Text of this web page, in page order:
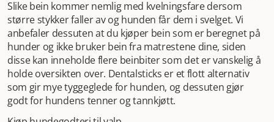
Slike bein kommer nemlig med kvelningsfare dersom
større stykker faller av og hunden får dem i svelget. Vi
anbefaler dessuten at du kjøper bein som er beregnet på
hunder og ikke bruker bein fra matrestene dine, siden
disse kan inneholde flere beinbiter som det er vanskelig å
holde oversikten over. Dentalsticks er et flott alternativ
som gir mye tyggeglede for hunden, og dessuten gjør
godt for hundens tenner og tannkjøtt.